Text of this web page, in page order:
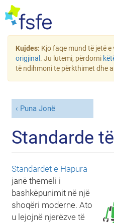
Kujdes: Kjo faqe mund të jetë
origjinal . Ju lutemi, përdorni
të ndihmoni te përkthimet dhe
Puna Jonë
Standarde
Standardet e Hapura
janë themeli i
bashkëpunimit në një
shoqëri moderne. Ato
u lejojnë njerëzve të